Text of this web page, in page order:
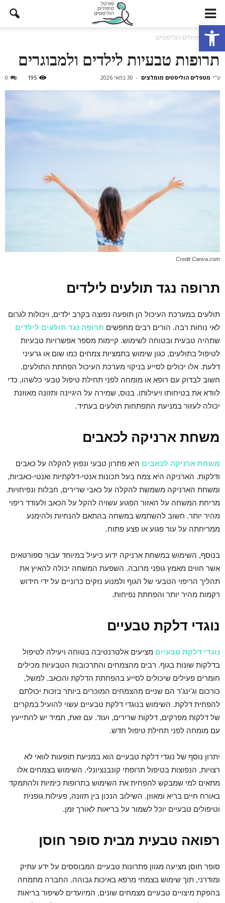
פתח סרגל נגישות
בית טיפולים הוליסטיים
תרופות טבעיות לילדים ולמבוגרים
ע"י מטפלים הוליסטים מומלצים - 30 במאי 2026 0 195
Credit Canva.com
תרופה נגד תולעים לילדים
תולעים במערכת העיכול הן תופעה נפוצה בקרב ילדים, ויכולות לגרום
לאי נוחות רבה. הורים רבים מחפשים תרופה נגד תולעים לילדים
שתהיה טבעית ובטוחה לשימוש. קיימות מספר אפשרויות טבעיות
לטיפול בתולעים, כגון שימוש בתמציות צמחים כמו שום או גרעיני
דלעת. אלו יכולים לסייע בניקוי מערכת העיכול הפחתת התולעים.
חשוב לבדוק עם רופא או מומחה לפני תחילת טיפול טבעי כלשהו, כדי
לוודא את בטיחותו ויעילותו. בנוס, שמירה על היגיינה ותזונה מאוזנת
יכולה לעזור במניעת התפתחות תולעים בעתיד.
משחת ארניקה לכאבים
משחת ארניקה לכאבים היא פתרון טבעי ונפוץ להקלה על כאבים
ודלקות. הארניקה היא צמח בעל תכונות אנטי-דלקתיות ואנטי-כאביות,
ומשחת הארניקה משמשת להקלה על כאבי שרירים, חבלות ונפיחויות.
מריחת המשחה על האזור הפגוע עשויה להקל על הכאב ולעודד ריפוי
מהיר יותר. חשוב להשתמש במשחה בהתאם להנחיות ולהימנע
ממריחתה על עור פגוע או פצע פתוח.
בנוסף, השימוש במשחת ארניקה ידוע כיעיל במיוחד עבור ספורטאים
אשר חווים מאמץ גופני מרובה. השפעת המשחה יכולה להאיץ את
תהליך הריפוי הטבעי של הגוף ולמנוע נזקים כרוניים על ידי חידוש
רקמות מהיר יותר והפחתת נפיחות.
נוגדי דלקת טבעיים
נוגדי דלקת טבעיים מציעים אלטרנטיבה בטוחה ויעילה לטיפול
בדלקות שונות בגוף. רבים מהצמחים והתרכובות הטבעיות מכילים
חומרים פעילים שיכולים לסייע בהפחתת הדלקת והכאב. למשל,
כורכום וג'ינג'ר הם שניים מהצמחים המוכרים ביותר בזכות יכולתם
להפחית דלקת. השימוש בנוגדי דלקת טבעיים עשוי להועיל במקרים
של דלקות מפרקים, דלקות שרירים, ועוד. עם זאת, תמיד יש להתייעץ
עם מומחה לפני תחילת טיפול חדש.
יתרון נוסף של נוגדי דלקת טבעיים הוא במניעת תופעות לוואי לא
רצויות, הנפוצות בטיפול תרופתי קונבנציונלי. השימוש בצמחים אלו
מתאים למי שמבקש להפחית את השימוש בתרופות כימיות ולהתמקד
באורח חיים בריא ומאוזן. השילוב הנכון בין תזונה, פעילות גופנית
וטיפולים טבעיים יוכל לשמור על בריאות לאורך זמן.
רפואה טבעית מבית סופר חוסן
סופר חוסן מציעה מגוון פתרונות טבעיים המבוססים על ידע עתיק
ומודרני, תוך שימוש בצמחי מרפא באיכות גבוהה. החברה מתמחה
בהפקת מיצויים טבעיים מצמחים שונים, המיועדים לשיפור בריאות